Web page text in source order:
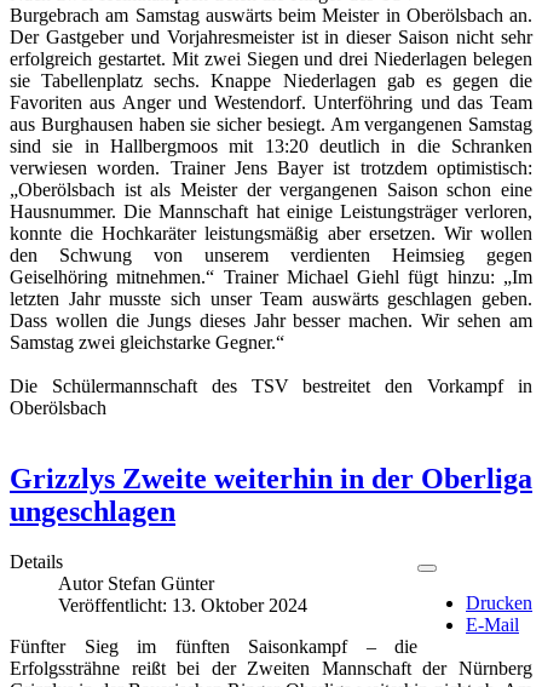
Burgebrach am Samstag auswärts beim Meister in Oberölsbach an.
Der Gastgeber und Vorjahresmeister ist in dieser Saison nicht sehr
erfolgreich gestartet. Mit zwei Siegen und drei Niederlagen belegen
sie Tabellenplatz sechs. Knappe Niederlagen gab es gegen die
Favoriten aus Anger und Westendorf. Unterföhring und das Team
aus Burghausen haben sie sicher besiegt. Am vergangenen Samstag
sind sie in Hallbergmoos mit 13:20 deutlich in die Schranken
verwiesen worden. Trainer Jens Bayer ist trotzdem optimistisch:
„Oberölsbach ist als Meister der vergangenen Saison schon eine
Hausnummer. Die Mannschaft hat einige Leistungsträger verloren,
konnte die Hochkaräter leistungsmäßig aber ersetzen. Wir wollen
den Schwung von unserem verdienten Heimsieg gegen
Geiselhöring mitnehmen.“ Trainer Michael Giehl fügt hinzu: „Im
letzten Jahr musste sich unser Team auswärts geschlagen geben.
Dass wollen die Jungs dieses Jahr besser machen. Wir sehen am
Samstag zwei gleichstarke Gegner.“
Die Schülermannschaft des TSV bestreitet den Vorkampf in
Oberölsbach
Grizzlys Zweite weiterhin in der Oberliga
ungeschlagen
Drucken
E-Mail
Details
Autor Stefan Günter
Veröffentlicht: 13. Oktober 2024
Fünfter Sieg im fünften Saisonkampf – die
Erfolgssträhne reißt bei der Zweiten Mannschaft der Nürnberg